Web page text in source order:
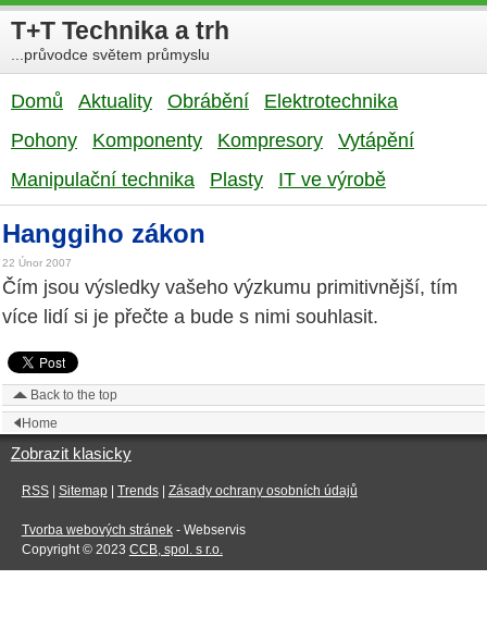
T+T Technika a trh
...průvodce světem průmyslu
Domů Aktuality Obrábění
Elektrotechnika
Pohony
Komponenty Kompresory
Vytápění
Manipulační technika
Plasty IT ve výrobě
Hanggiho zákon
22 Únor 2007
Čím jsou výsledky vašeho výzkumu primitivnější, tím
více lidí si je přečte a bude s nimi souhlasit.
Back to the top
Home
Zobrazit klasicky
RSS| Sitemap| Trends| Zásady ochrany osobních údajů
Tvorba webových stránek- Webservis
Copyright © 2023 CCB, spol. s r.o.